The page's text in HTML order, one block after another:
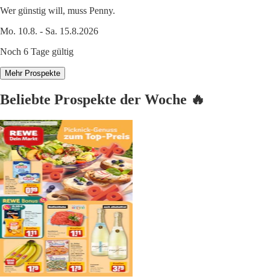
Wer günstig will, muss Penny.
Mo. 10.8. - Sa. 15.8.2026
Noch 6 Tage gültig
Mehr Prospekte
Beliebte Prospekte der Woche 🔥